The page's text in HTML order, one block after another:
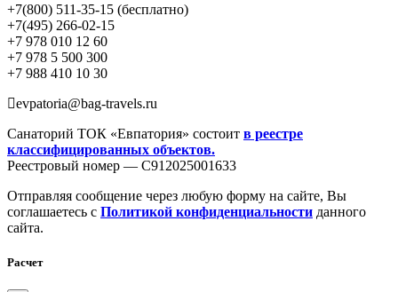
+7(800) 511-35-15 (бесплатно)
+7(495) 266-02-15
+7 978 010 12 60
+7 978 5 500 300
+7 988 410 10 30
evpatoria@bag-travels.ru
Санаторий ТОК «Евпатория» состоит в реестре
классифицированных объектов.
Реестровый номер — С912025001633
Отправляя сообщение через любую форму на сайте, Вы
соглашаетесь с Политикой конфиденциальности данного
сайта.
Расчет